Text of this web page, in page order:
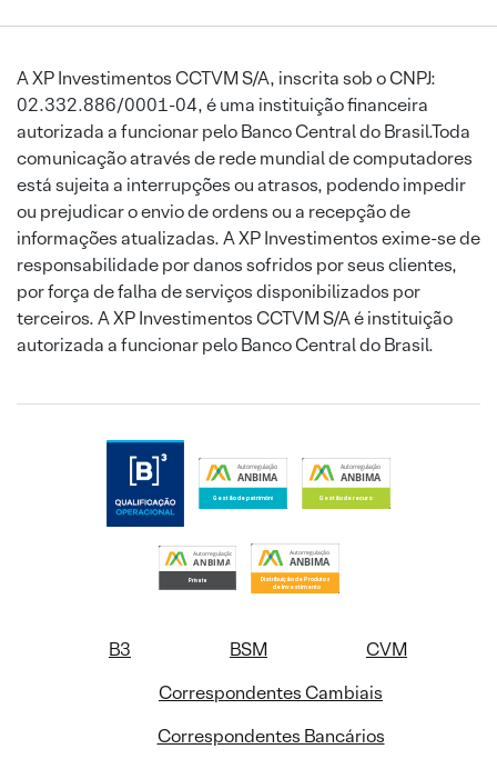
A XP Investimentos CCTVM S/A, inscrita sob o CNPJ:
02.332.886/0001-04, é uma instituição financeira
autorizada a funcionar pelo Banco Central do Brasil.Toda
comunicação através de rede mundial de computadores
está sujeita a interrupções ou atrasos, podendo impedir
ou prejudicar o envio de ordens ou a recepção de
informações atualizadas. A XP Investimentos exime-se de
responsabilidade por danos sofridos por seus clientes,
por força de falha de serviços disponibilizados por
terceiros. A XP Investimentos CCTVM S/A é instituição
autorizada a funcionar pelo Banco Central do Brasil.
B3 BSM
CVM
Correspondentes Cambiais
Correspondentes Bancários